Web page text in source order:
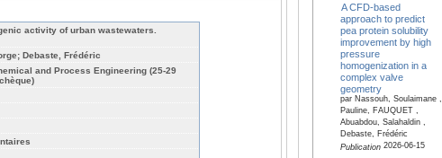
activity of urban wastewaters.
Debaste, Frédéric
and Process Engineering (25-29
A CFD-based
approach to predict
pea protein solubility
improvement by high
pressure
homogenization in a
complex valve
geometry
par Nassouh, Soulaimane ,
Pauline, FAUQUET ,
Abuabdou, Salahaldin ,
Debaste, Frédéric
Publication2026-06-15